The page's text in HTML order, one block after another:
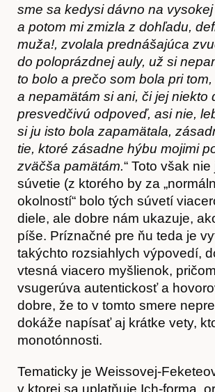
Akce
sme sa kedysi dávno na
a potom mi zmizla z dohľadu,
muža!, zvolala prednášajúca
do poloprázdnej auly, už si
to bolo a prečo som bola pri tom,
a nepamätám si ani, či jej niekto
presvedčivú odpoveď, asi nie,
si ju isto bola zapamätala,
tie, ktoré zásadne hýbu mojimi
zväčša pamätám.“ Toto však
súvetie (z ktorého by za
okolností“ bolo tých súvetí
diele, ale dobre nám ukazuje,
píše. Príznačné pre ňu teda je
takýchto rozsiahlych výpovedí,
vtesná viacero myšlienok,
vsugerúva autentickosť a
dobre, že to v tomto smere
dokáže napísať aj krátke vety,
monotónnosti.
Tematicky je Weissovej-
v ktorej sa uplatňuje Ich-forma,